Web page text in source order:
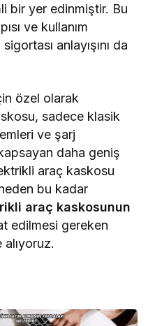
bir yer edinmiştir. Bu
ve kullanım
anlayışını da
özel olarak
sadece klasik
ve şarj
daha geniş
araç kaskosu
bu kadar
araç kaskosunun
edilmesi gereken
alıyoruz.